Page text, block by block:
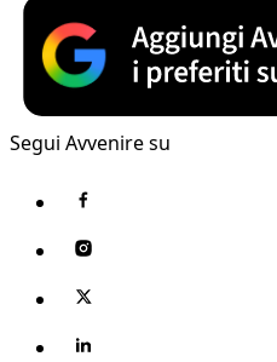
Segui Avvenire su